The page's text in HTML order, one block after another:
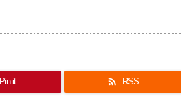
Pin it  RSS